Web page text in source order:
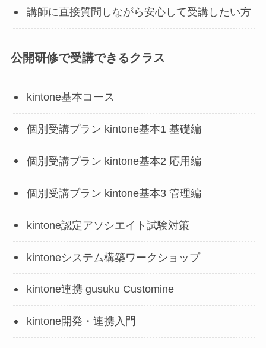
講師に直接質問しながら安心して受講したい方
公開研修で受講できるクラス
kintone基本コース
個別受講プラン kintone基本1 基礎編
個別受講プラン kintone基本2 応用編
個別受講プラン kintone基本3 管理編
kintone認定アソシエイト試験対策
kintoneシステム構築ワークショップ
kintone連携 gusuku Customine
kintone開発・連携入門